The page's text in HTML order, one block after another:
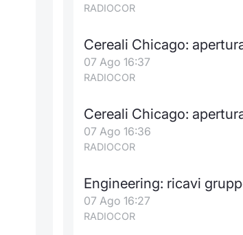
RADIOCOR
Cereali Chicago:
07 Ago 16:37
RADIOCOR
Cereali Chicago:
07 Ago 16:36
RADIOCOR
Engineering: ricavi
07 Ago 16:27
RADIOCOR